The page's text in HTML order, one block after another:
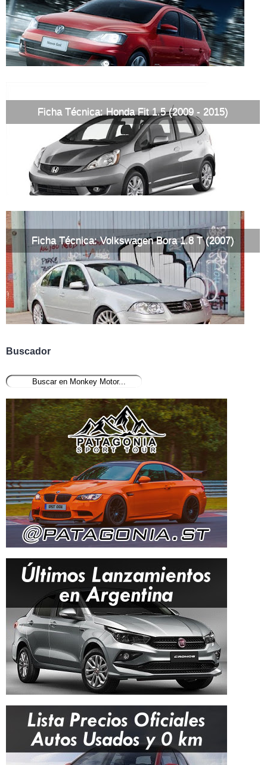
Ficha Técnica: Honda Fit 1.5 (2009 - 2015)
Ficha Técnica: Volkswagen Bora 1.8 T (2007)
Buscador